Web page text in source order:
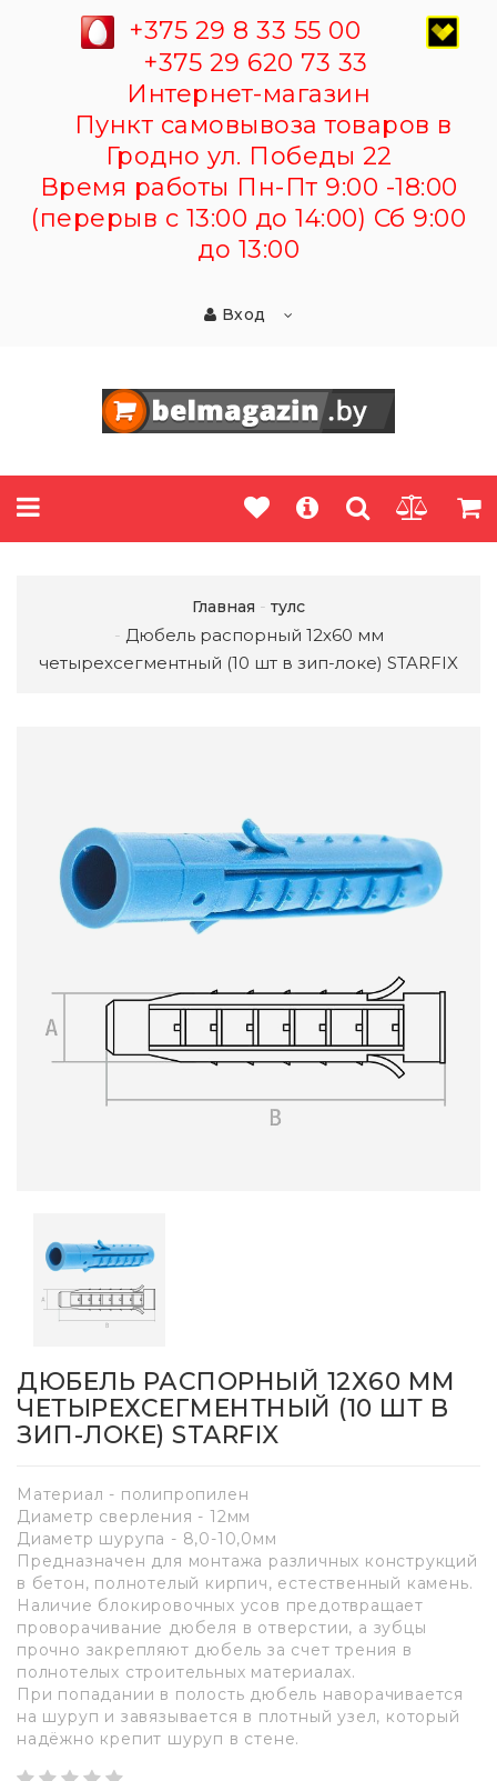
+375 29 8 33 55 00
+375 29 620 73 33
Интернет-магазин
Пункт самовывоза товаров в
Гродно ул. Победы 22
Время работы Пн-Пт 9:00 -18:00
(перерыв с 13:00 до 14:00) Сб 9:00
до 13:00
Вход
Главная тулс
Дюбель распорный 12х60 мм
четырехсегментный (10 шт в зип-локе) STARFIX
ДЮБЕЛЬ РАСПОРНЫЙ 12Х60 ММ
ЧЕТЫРЕХСЕГМЕНТНЫЙ (10 ШТ В
ЗИП-ЛОКЕ) STARFIX
Материал - полипропилен
Диаметр сверления - 12мм
Диаметр шурупа - 8,0-10,0мм
Предназначен для монтажа различных конструкций
в бетон, полнотелый кирпич, естественный камень.
Наличие блокировочных усов предотвращает
проворачивание дюбеля в отверстии, а зубцы
прочно закрепляют дюбель за счет трения в
полнотелых строительных материалах.
При попадании в полость дюбель наворачивается
на шуруп и завязывается в плотный узел, который
надёжно крепит шуруп в стене.